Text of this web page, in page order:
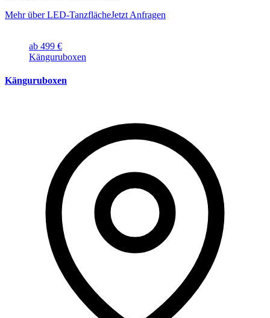
Mehr über LED-TanzflächeJetzt Anfragen
ab 499 €
Känguruboxen
Känguruboxen